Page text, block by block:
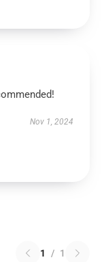
Nov 1, 2024
1 / 1